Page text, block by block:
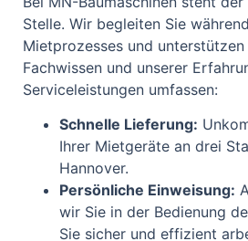
Stelle. Wir begleiten Sie
Mietprozesses und
Fachwissen und unserer
Serviceleistungen umfassen:
Schnelle Lieferung:
Ihrer Mietgeräte an drei
Hannover.
Persönliche Einweisung:
wir Sie in der Bedienung
Sie sicher und effizient